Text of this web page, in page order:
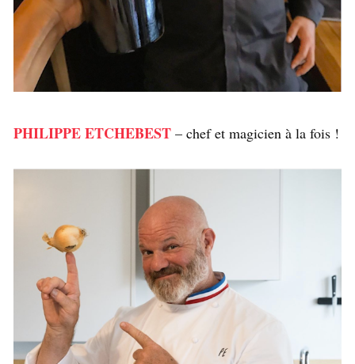
PHILIPPE ETCHEBEST – chef et magicien à la fois !